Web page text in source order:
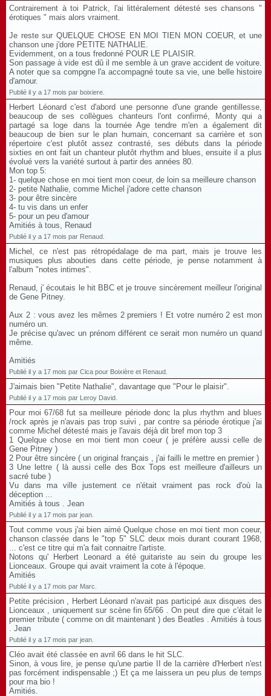
Contrairement à toi Patrick, l'ai littéralement détesté ses chansons "
érotiques " mais alors vraiment.
Je reste sur QUELQUE CHOSE EN MOI TIEN MON COEUR, et une
chanson une j'dore PETITE NATHALIE.
Evidemment, on a tous fredonné POUR LE PLAISIR.
Son passage à vide est dû il me semble à un grave accident de voiture.
A noter que sa compgne l'a accompagné toute sa vie, une belle histoire
d'amour.
Publié il y a 17 mois par boixiere.
Herbert Léonard c'est d'abord une personne d'une grande gentillesse,
beaucoup de ses collègues chanteurs l'ont confirmé, Monty qui a
partagé sa loge dans la tournée Age tendre m'en a également dit
beaucoup de bien sur le plan humain, concernant sa carrière et son
répertoire c'est plutôt assez contrasté, ses débuts dans la période
sixties en ont fait un chanteur plutôt rhythm and blues, ensuite il a plus
évolué vers la variété surtout à partir des années 80.
Mon top 5:
1- quelque chose en moi tient mon coeur, de loin sa meilleure chanson
2- petite Nathalie, comme Michel j'adore cette chanson
3- pour être sincère
4- tu vis dans un enfer
5- pour un peu d'amour
Amitiés à tous, Renaud
Publié il y a 17 mois par Renaud.
Michel, ce n'est pas rétropédalage de ma part, mais je trouve les
musiques plus abouties dans cette période, je pense notamment à
l'album "notes intimes".
Renaud, j' écoutais le hit BBC et je trouve sincèrement meilleur l'original
de Gene Pitney.
Aux 2 : vous avez les mêmes 2 premiers ! Et votre numéro 2 est mon
numéro un.
Je précise qu'avec un prénom différent ce serait mon numéro un quand
même.
Amitiés
Publié il y a 17 mois par Cica pour Boixière et Renaud.
J'aimais bien "Petite Nathalie", davantage que "Pour le plaisir".
Publié il y a 17 mois par Leroy David.
Pour moi 67/68 fut sa meilleure période donc la plus rhythm and blues
/rock après je n'avais pas trop suivi , par contre sa période érotique j'ai
comme Michel détesté mais je l'avais déjà dit bref mon top 3
1 Quelque chose en moi tient mon coeur ( je préfère aussi celle de
Gene Pitney )
2 Pour être sincère ( un original français , j'ai failli le mettre en premier )
3 Une lettre ( là aussi celle des Box Tops est meilleure d'ailleurs un
sacré tube )
Vu dans ma ville justement ce n'était vraiment pas rock d'où la
déception ...
Amitiés à tous . Jean
Publié il y a 17 mois par jean.
Tout comme vous j'ai bien aimé Quelque chose en moi tient mon coeur,
chanson classée dans le "top 5" SLC deux mois durant courant 1968,
... c'est ce titre qui m'a fait connaitre l'artiste.
Notons qu' Herbert Leonard a été guitariste au sein du groupe les
Lionceaux. Groupe qui avait vraiment la cote à l'époque.
Amitiés
Publié il y a 17 mois par Marc.
Petite précision , Herbert Léonard n'avait pas participé aux disques des
Lionceaux , uniquement sur scène fin 65/66 . On peut dire que c'était le
premier tribute ( comme on dit maintenant ) des Beatles . Amitiés à tous
. Jean
Publié il y a 17 mois par jean.
Cléo avait été classée en avril 66 dans le hit SLC.
Sinon, à vous lire, je pense qu'une partie II de la carrière d'Herbert n'est
pas forcément indispensable ;) Et ça me laissera un peu plus de temps
pour ma bio !
Amitiés.